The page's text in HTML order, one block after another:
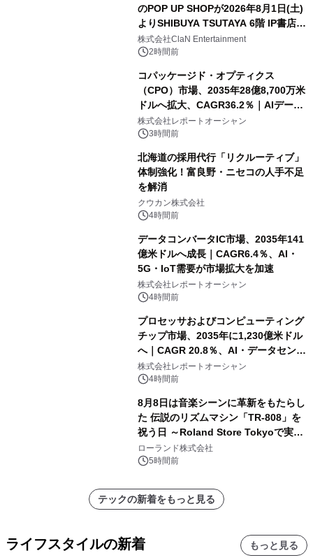
のPOP UP SHOPが2026年8月1日(土)
よりSHIBUYA TSUTAYA 6階 IP書店で
開催決定！！
株式会社ClaN Entertainment
2時間前
コパッケージド・オプティクス
（CPO）市場、2035年28億8,700万米
ドルへ拡大、CAGR36.2％｜AIデータ
センター・高速光通信需要が成長を加
速
株式会社レポートオーシャン
3時間前
北海道の採用代行「リクルーティブ」
体制強化！富良野・ニセコの人手不足
を解消
クウカン株式会社
4時間前
データコンバータIC市場、2035年141
億米ドルへ成長｜CAGR6.4％、AI・
5G・IoT需要が市場拡大を加速
株式会社レポートオーシャン
4時間前
プロセッサおよびコンピューティング
チップ市場、2035年に1,230億米ドル
へ｜CAGR 20.8％、AI・データセンタ
ー需要が成長を牽引
株式会社レポートオーシャン
4時間前
8月8日は音楽シーンに革新をもたらし
た 伝説のリズムマシン「TR-808」を
祝う日 ～Roland Store Tokyoで実機
を展示しての 記念キャンペーンを開
催 英国ラジオ「NTS」の 特別プログ
アーティストを フィーチャーしたアニ
メーションを公開～
ローランド株式会社
5時間前
テックの新着をもっと見る
ライフスタイルの新着 もっと見る